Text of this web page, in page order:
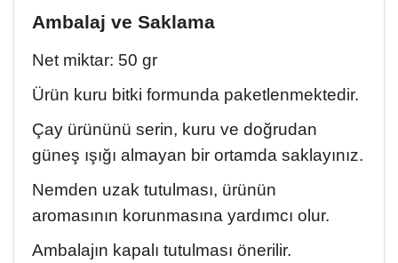
Ambalaj ve Saklama
Net miktar: 50 gr
Ürün kuru bitki formunda paketlenmektedir.
Çay ürününü serin, kuru ve doğrudan
güneş ışığı almayan bir ortamda saklayınız.
Nemden uzak tutulması, ürünün
aromasının korunmasına yardımcı olur.
Ambalajın kapalı tutulması önerilir.